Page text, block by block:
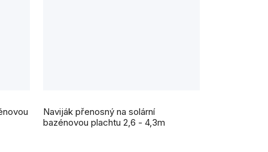
Naviják přenosný na solární
bazénovou plachtu 2,6 - 4,3m